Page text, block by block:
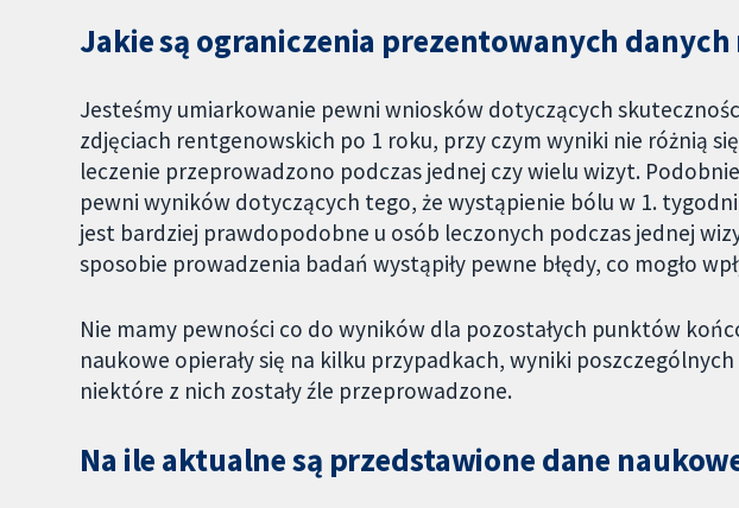
Jakie są ograniczenia prezentowanych
Jesteśmy umiarkowanie pewni wniosków dotyczących
zdjęciach rentgenowskich po 1 roku, przy czym wyniki nie różnią
leczenie przeprowadzono podczas jednej czy wielu wizyt.
pewni wyników dotyczących tego, że wystąpienie bólu w 1.
jest bardziej prawdopodobne u osób leczonych podczas jednej
sposobie prowadzenia badań wystąpiły pewne błędy, co mogło
Nie mamy pewności co do wyników dla pozostałych punktów
naukowe opierały się na kilku przypadkach, wyniki poszczególnych
niektóre z nich zostały źle przeprowadzone.
Na ile aktualne są przedstawione dane